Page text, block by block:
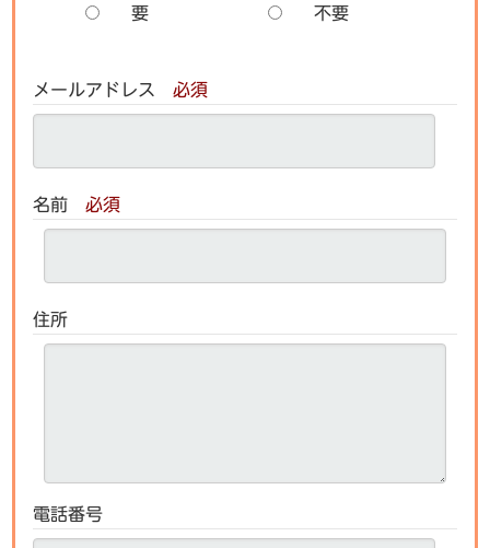
要 不要
メールアドレス 必須
名前 必須
住所
電話番号